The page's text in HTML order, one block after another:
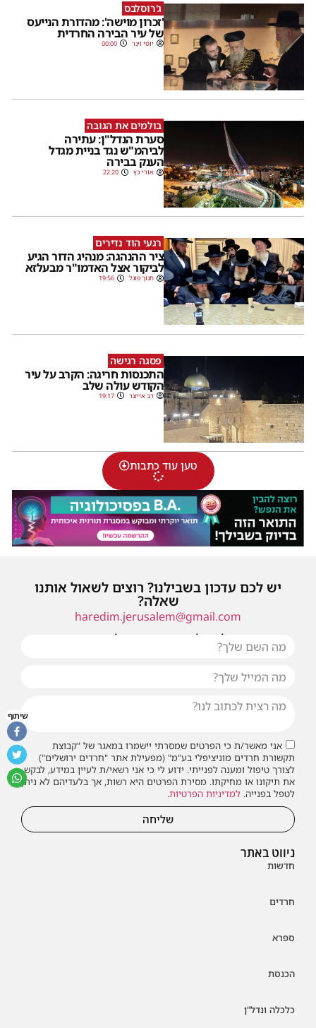
ג'רוסלבס
'זכרון מוישה': מהדורת הנייעס
של עיר הבירה החרדית
יוסי וינר 00:00
בולמים את הגובה
סערת הנדל"ן: עתירה
לביהמ"ש נגד בניית מגדל
הענק בבירה
אורי כץ 22:20
רגעי הוד נדירים
ציר ההנהגה: מנהיג הדור הגיע
לביקור אצל האדמו"ר מבעלזא
חנוך פוגל 19:56
פסגה רגישה
התכנסות חריגה: הקרב על עיר
הקודש עולה שלב
דב אייזנר 19:17
טען עוד כתבות
ניווט באתר
חדשות
חרדים
ספרא
הכנסת
כלכלה ונדל"ן
יש לכם עדכון בשבילנו? רוצים לשאול אותנו
שאלה?
haredim.jerusalem@gmail.com
או שילחו אלינו פנייה ונחזור אליכם בהקדם
אני מאשר/ת כי הפרטים שמסרתי יישמרו במאגר של "קבוצת
תקשורת חרדים מוניציפלי בע"מ" (מפעילת אתר "חרדים ירושלים")
לצורך טיפול ומענה לפנייתי. ידוע לי כי אני רשאי/ת לעיין במידע, לבקש
את תיקונו או מחיקתו. מסירת הפרטים היא רשות, אך בלעדיהם לא ניתן
לטפל בפנייה. למדיניות הפרטיות.
שליחה
שיתוף